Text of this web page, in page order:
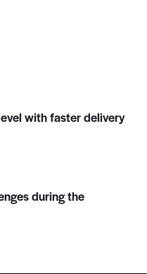
with faster delivery
during the